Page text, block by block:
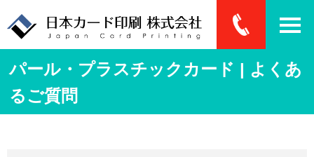
パール・プラスチックカード | よくあ
るご質問